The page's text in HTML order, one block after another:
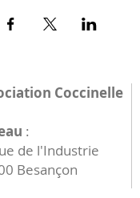
Coccinelle
:
de l'Industrie
Besançon